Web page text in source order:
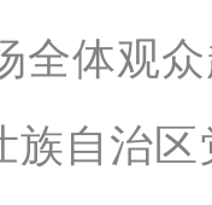
全体观
族自治